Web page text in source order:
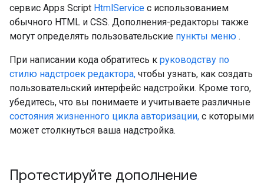
сервис Apps Script HtmlService с использованием
обычного HTML и CSS. Дополнения-редакторы также
могут определять пользовательские пункты меню .
При написании кода обратитесь к руководству по
стилю надстроек редактора, чтобы узнать, как создать
пользовательский интерфейс надстройки. Кроме того,
убедитесь, что вы понимаете и учитываете различные
состояния жизненного цикла авторизации, с которыми
может столкнуться ваша надстройка.
Протестируйте дополнение